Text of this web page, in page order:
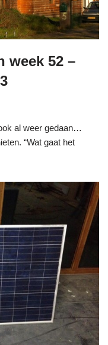
week 52 –
al weer gedaan…
“Wat gaat het